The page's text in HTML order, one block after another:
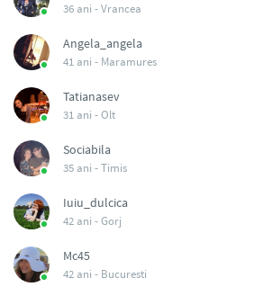
36 ani -Vrancea
Angela_angela
41 ani - Maramures
Tatianasev
31 ani -Olt
Sociabila
35 ani -Timis
Iuiu_dulcica
42 ani -Gorj
Mc45
42 ani - Bucuresti